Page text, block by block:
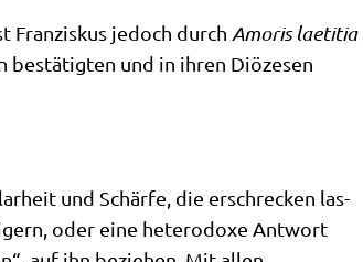
Fran­zis­kus jedoch durch Amo­ris lae­ti­tia
bestä­tig­ten und in ihren Diö­ze­sen
und Schär­fe, die erschrecken las­
oder eine hete­ro­do­xe Ant­wort